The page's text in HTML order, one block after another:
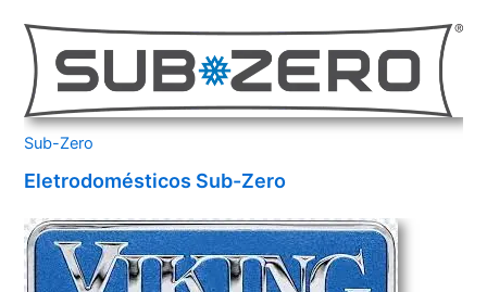
Sub-Zero
Eletrodomésticos Sub-Zero